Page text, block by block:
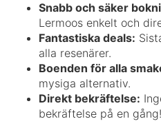
Snabb och säker
Lermoos enkelt och
Fantastiska deals:
alla resenärer.
Boenden för alla
mysiga alternativ.
Direkt bekräftelse:
bekräftelse på en gång!